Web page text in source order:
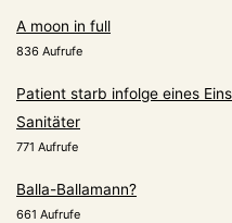
A moon in full
836 Aufrufe
Patient starb infolge eines
Sanitäter
771 Aufrufe
Balla-Ballamann?
661 Aufrufe